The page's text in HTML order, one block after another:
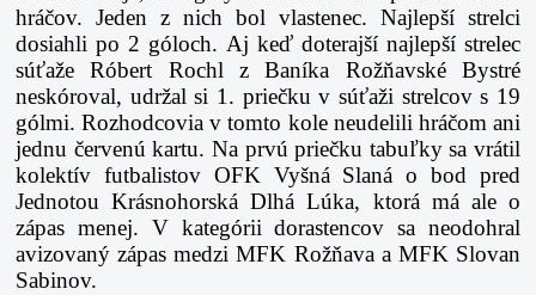
hráčov. Jeden z nich bol vlastenec. Najlepší strelci
dosiahli po 2 góloch. Aj keď doterajší najlepší strelec
súťaže Róbert Rochl z Baníka Rožňavské Bystré
neskóroval, udržal si 1. priečku v súťaži strelcov s 19
gólmi. Rozhodcovia v tomto kole neudelili hráčom ani
jednu červenú kartu. Na prvú priečku tabuľky sa vrátil
kolektív futbalistov OFK Vyšná Slaná o bod pred
Jednotou Krásnohorská Dlhá Lúka, ktorá má ale o
zápas menej. V kategórii dorastencov sa neodohral
avizovaný zápas medzi MFK Rožňava a MFK Slovan
Sabinov.